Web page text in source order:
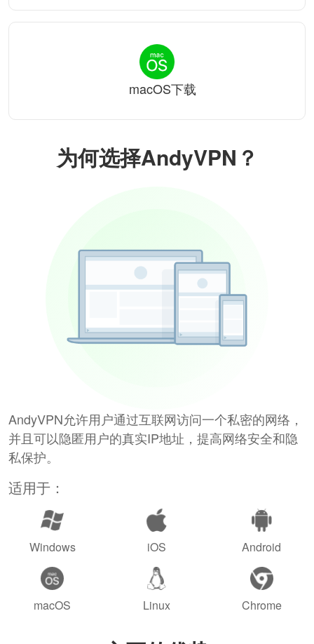
为何选择AndyVPN？
AndyVPN允许用户通过互联网访问一个私密的网络，
并且可以隐匿用户的真实IP地址，提高网络安全和隐
私保护。
适用于：
Windows iOS Android
macOS Linux Chrome
macOS下载